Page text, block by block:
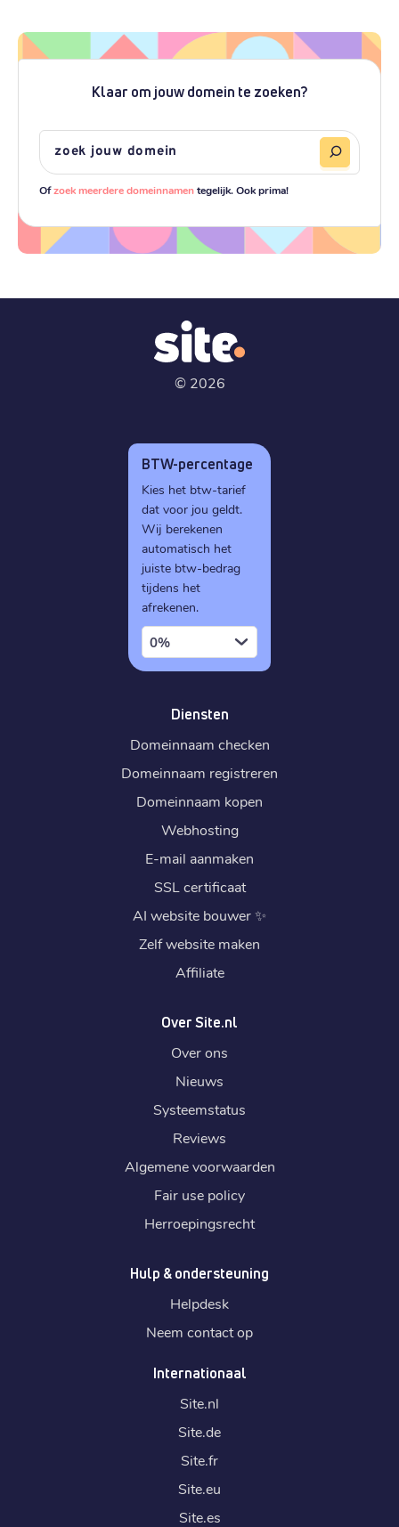
Klaar om jouw domein te zoeken?
Ofzoek meerdere domeinnamentegelijk. Ook prima!
© 2026
BTW-percentage
Kies het btw-tarief
dat voor jou geldt.
Wij berekenen
automatisch het
juiste btw-bedrag
tijdens het
afrekenen.
0%
Diensten
Domeinnaam checken
Domeinnaam registreren
Domeinnaam kopen
Webhosting
E-mail aanmaken
SSL certificaat
AI website bouwer✨
Zelf website maken
Affiliate
Over Site.nl
Over ons
Nieuws
Systeemstatus
Reviews
Algemene voorwaarden
Fair use policy
Herroepingsrecht
Hulp & ondersteuning
Helpdesk
Neem contact op
Internationaal
Site.nl
Site.de
Site.fr
Site.eu
Site.es